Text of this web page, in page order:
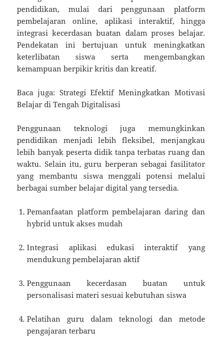
pendidikan, mulai dari penggunaan platform
pembelajaran online, aplikasi interaktif, hingga
integrasi kecerdasan buatan dalam proses belajar.
Pendekatan ini bertujuan untuk meningkatkan
keterlibatan siswa serta mengembangkan
kemampuan berpikir kritis dan kreatif.
Baca juga: Strategi Efektif Meningkatkan Motivasi
Belajar di Tengah Digitalisasi
Penggunaan teknologi juga memungkinkan
pendidikan menjadi lebih fleksibel, menjangkau
lebih banyak peserta didik tanpa terbatas ruang dan
waktu. Selain itu, guru berperan sebagai fasilitator
yang membantu siswa menggali potensi melalui
berbagai sumber belajar digital yang tersedia.
Pemanfaatan platform pembelajaran daring dan
hybrid untuk akses mudah
Integrasi aplikasi edukasi interaktif yang
mendukung pembelajaran aktif
Penggunaan kecerdasan buatan untuk
personalisasi materi sesuai kebutuhan siswa
Pelatihan guru dalam teknologi dan metode
pengajaran terbaru